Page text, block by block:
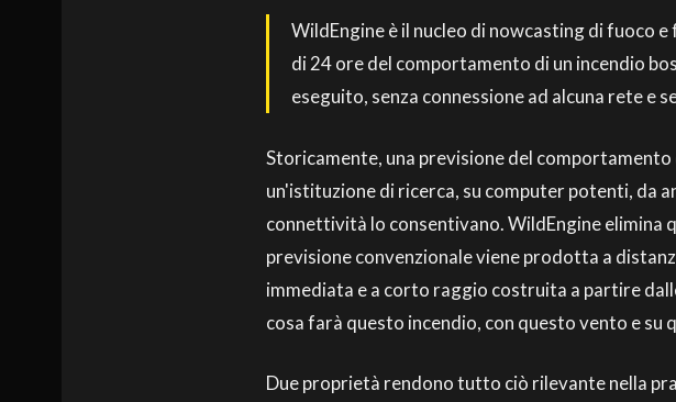
WildEngine è il nucleo di nowcasting di fuoco
di 24 ore del comportamento di un incendio
eseguito, senza connessione ad alcuna rete e
Storicamente, una previsione del
un'istituzione di ricerca, su computer potenti, da
connettività lo consentivano. WildEngine elimina
previsione convenzionale viene prodotta a
immediata e a corto raggio costruita a partire
cosa farà questo incendio, con questo vento e
Due proprietà rendono tutto ciò rilevante nella